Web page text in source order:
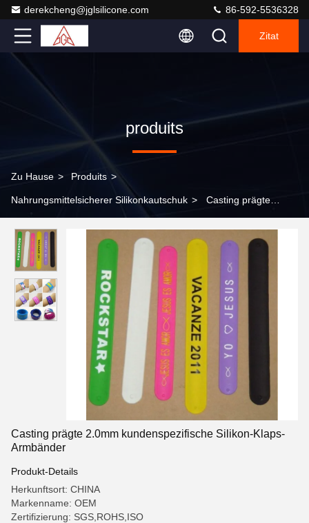
derekcheng@jglsilicone.com 86-592-5536328
Zitat
produits
Zu Hause > Produits >
Nahrungsmittelsicherer Silikonkautschuk > Casting prägte
Casting prägte 2.0mm kundenspezifische Silikon-Klaps-
Armbänder
Produkt-Details
Herkunftsort: CHINA
Markenname: OEM
Zertifizierung: SGS,ROHS,ISO